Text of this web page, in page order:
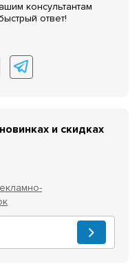
консультантам
ответ!
и скидках